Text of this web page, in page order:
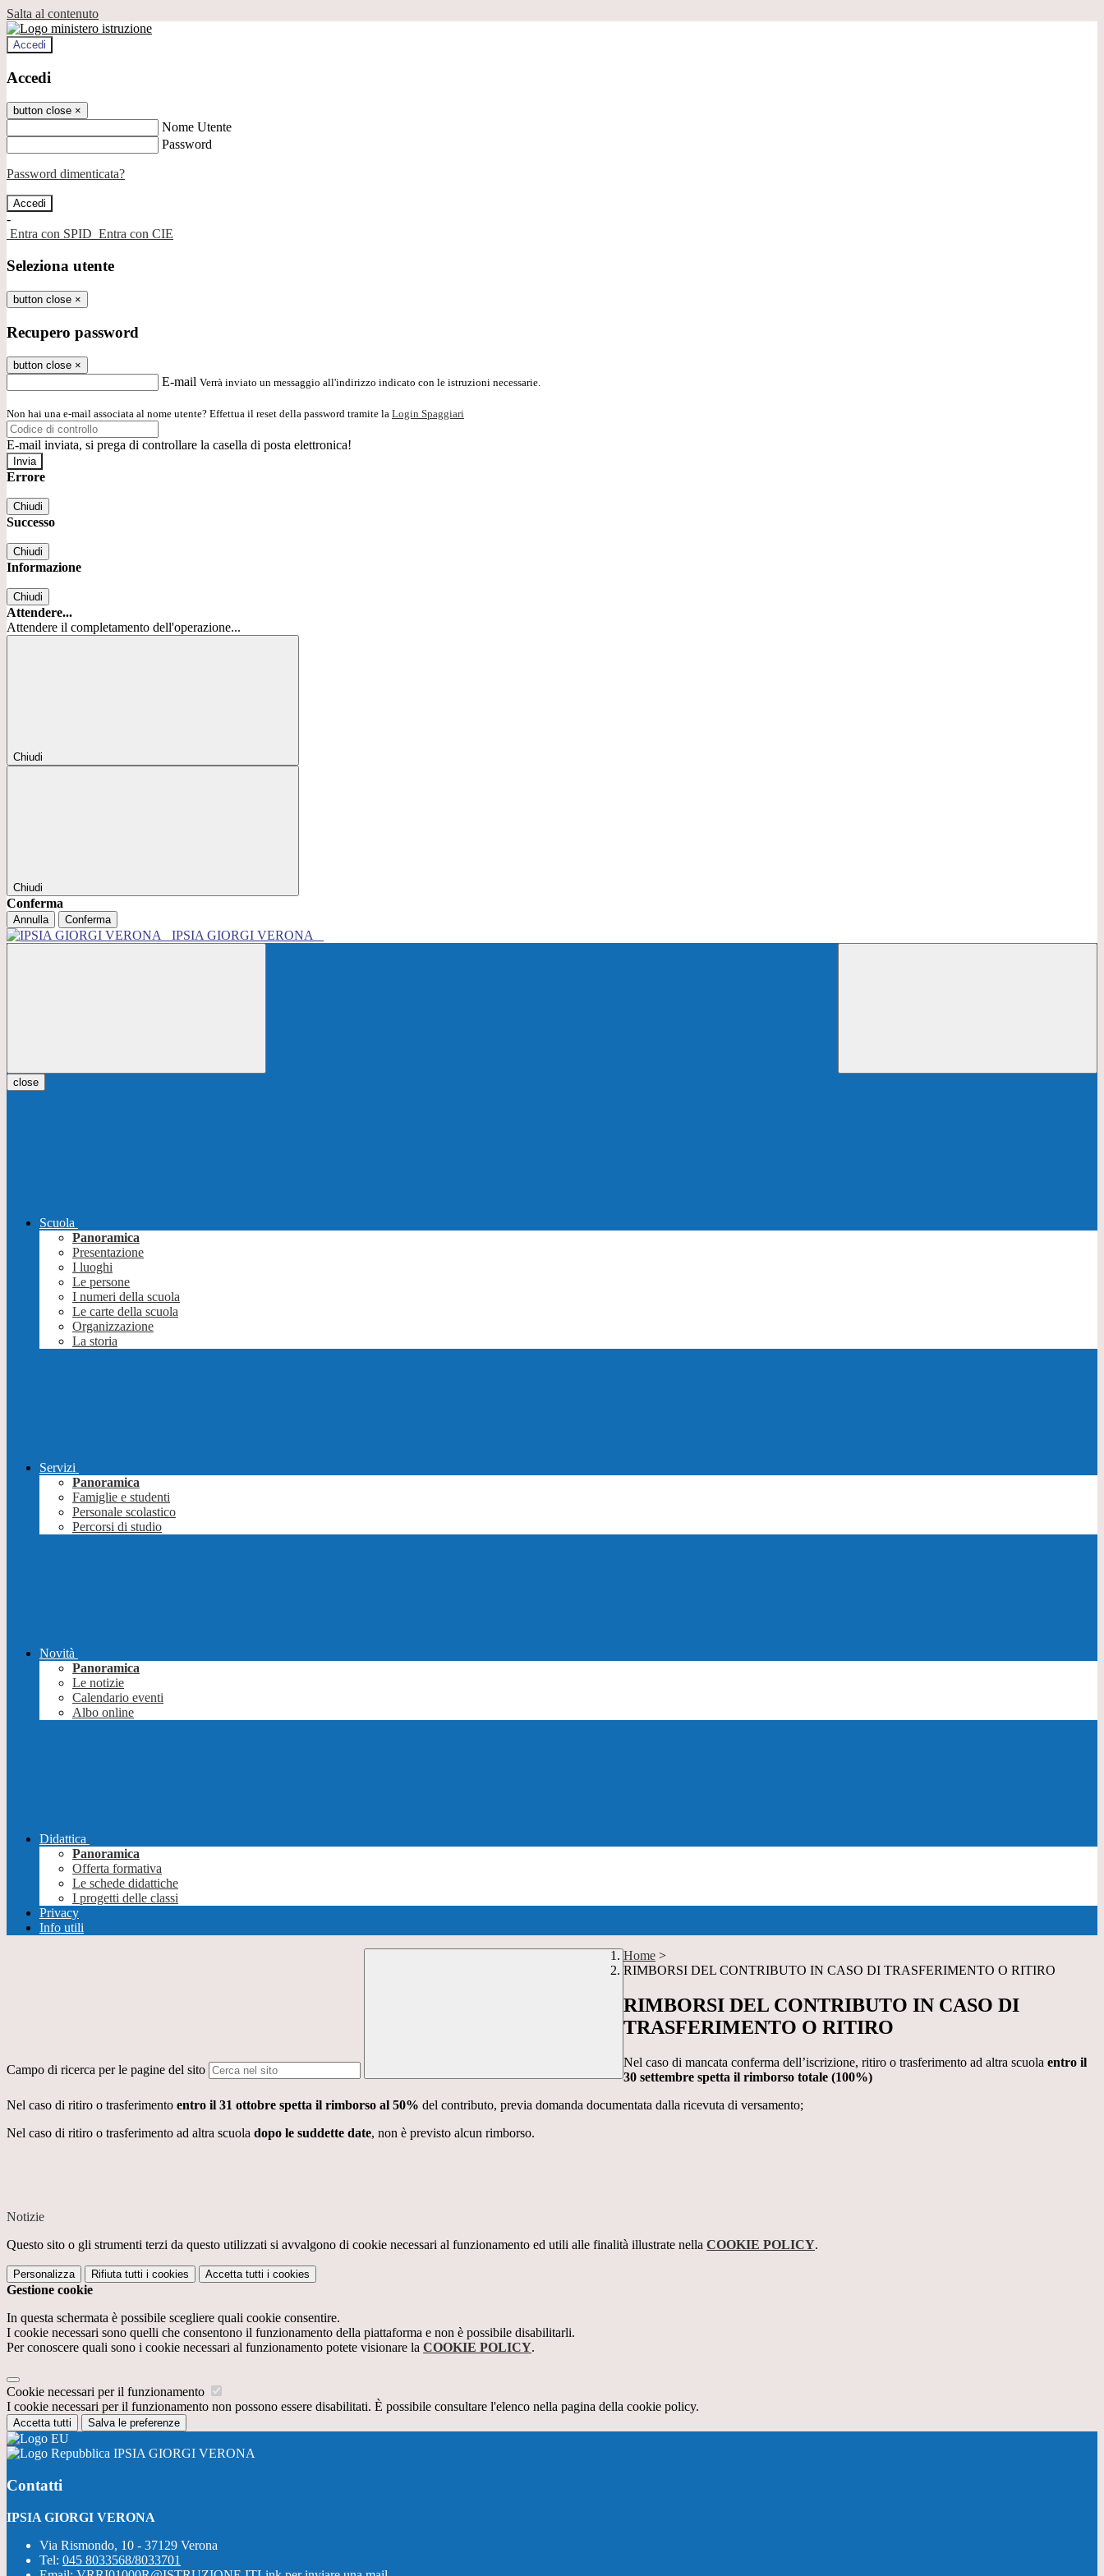
Salta al contenuto
Accedi
Accedi
button close ×
Nome Utente
Password
Password dimenticata?
-
Entra con SPID Entra con CIE
Seleziona utente
button close ×
Recupero password
button close ×
E-mail Verrà inviato un messaggio all'indirizzo indicato con le istruzioni necessarie.
Non hai una e-mail associata al nome utente? Effettua il reset della password tramite la Login Spaggiari
E-mail inviata, si prega di controllare la casella di posta elettronica!
Errore
Chiudi
Successo
Chiudi
Informazione
Chiudi
Attendere...
Attendere il completamento dell'operazione...
Chiudi
Chiudi
Conferma
Annulla Conferma
IPSIA GIORGI VERONA
close
Scuola
Panoramica
Presentazione
I luoghi
Le persone
I numeri della scuola
Le carte della scuola
Organizzazione
La storia
Servizi
Panoramica
Famiglie e studenti
Personale scolastico
Percorsi di studio
Novità
Panoramica
Le notizie
Calendario eventi
Albo online
Didattica
Panoramica
Offerta formativa
Le schede didattiche
I progetti delle classi
Privacy
Info utili
Campo di ricerca per le pagine del sito
Home >
RIMBORSI DEL CONTRIBUTO IN CASO DI TRASFERIMENTO O RITIRO
RIMBORSI DEL CONTRIBUTO IN CASO DI
TRASFERIMENTO O RITIRO
Nel caso di mancata conferma dell’iscrizione, ritiro o trasferimento ad altra scuola entro il
30 settembre spetta il rimborso totale (100%)
Nel caso di ritiro o trasferimento entro il 31 ottobre spetta il rimborso al 50% del contributo, previa domanda documentata dalla ricevuta di versamento;
Nel caso di ritiro o trasferimento ad altra scuola dopo le suddette date, non è previsto alcun rimborso.
Notizie
Questo sito o gli strumenti terzi da questo utilizzati si avvalgono di cookie necessari al funzionamento ed utili alle finalità illustrate nella COOKIE POLICY.
Personalizza Rifiuta tutti i cookies Accetta tutti i cookies
Gestione cookie
In questa schermata è possibile scegliere quali cookie consentire.
I cookie necessari sono quelli che consentono il funzionamento della piattaforma e non è possibile disabilitarli.
Per conoscere quali sono i cookie necessari al funzionamento potete visionare la COOKIE POLICY.
Cookie necessari per il funzionamento
I cookie necessari per il funzionamento non possono essere disabilitati. È possibile consultare l'elenco nella pagina della cookie policy.
Accetta tutti Salva le preferenze
IPSIA GIORGI VERONA
Contatti
IPSIA GIORGI VERONA
Via Rismondo, 10 - 37129 Verona
Tel: 045 8033568/8033701